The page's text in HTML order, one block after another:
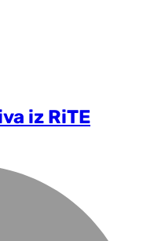
iz RiTE